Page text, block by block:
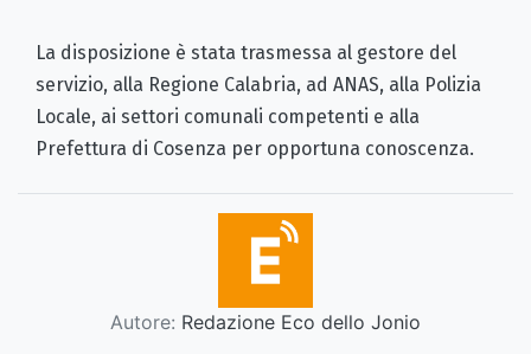
La disposizione è stata trasmessa al gestore del
servizio, alla Regione Calabria, ad ANAS, alla Polizia
Locale, ai settori comunali competenti e alla
Prefettura di Cosenza per opportuna conoscenza.
Autore: Redazione Eco dello Jonio